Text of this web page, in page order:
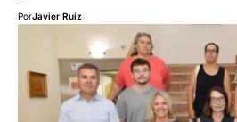
PorJavier Ruiz